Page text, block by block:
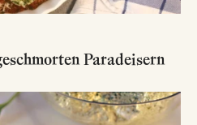
Paradeisern